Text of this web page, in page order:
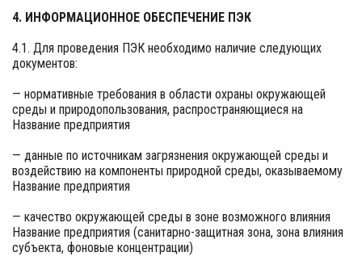
4. ИНФОРМАЦИОННОЕ ОБЕСПЕЧЕНИЕ ПЭК
4.1. Для проведения ПЭК необходимо наличие следующих
документов:
— нормативные требования в области охраны окружающей
среды и природопользования, распространяющиеся на
Название предприятия
— данные по источникам загрязнения окружающей среды и
воздействию на компоненты природной среды, оказываемому
Название предприятия
— качество окружающей среды в зоне возможного влияния
Название предприятия (санитарно-защитная зона, зона влияния
субъекта, фоновые концентрации)